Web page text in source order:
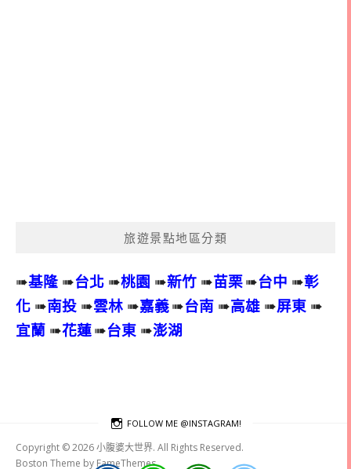
旅遊景點地區分類
➠基隆 ➠台北 ➠桃園 ➠新竹 ➠苗栗➠台中 ➠彰
化 ➠南投 ➠雲林 ➠嘉義➠台南 ➠高雄 ➠屏東 ➠
宜蘭 ➠花蓮➠台東 ➠澎湖
FOLLOW ME @INSTAGRAM!
Copyright © 2026 小腹婆大世界. All Rights Reserved.
Boston Theme by FameThemes